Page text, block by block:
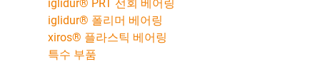
iglidur® PRT 선회 베어링
iglidur® 폴리머 베어링
xiros® 플라스틱 베어링
특수 부품